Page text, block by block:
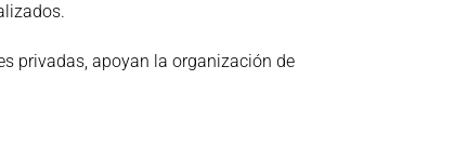
privadas, apoyan la organización de